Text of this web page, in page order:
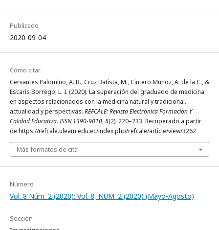
Publicado
2020-09-04
Cómo citar
Cervantes Palomino, A. B., Cruz Batista, M., Cintero Muñoz, A. de la C., &
Escaris Borrego, L. I. (2020). La superación del graduado de medicina
en aspectos relacionados con la medicina natural y tradicional.
actualidad y perspectivas. REFCALE: Revista Electrónica Formación Y
Calidad Educativa. ISSN 1390-9010,8(2), 220–233. Recuperado a partir
de https://refcale.uleam.edu.ec/index.php/refcale/article/view/3262
Más formatos de cita
Número
Vol. 8 Núm. 2 (2020): Vol. 8, NUM. 2 (2020) (Mayo-Agosto)
Sección